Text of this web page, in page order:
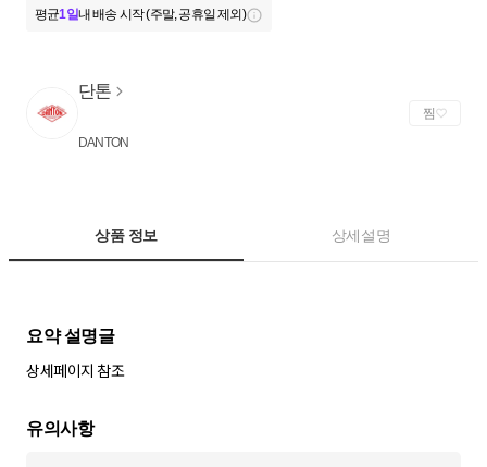
평균1일내 배송 시작 (주말, 공휴일 제외)
단톤
DANTON
찜
상품 정보 상세설명
요약 설명글
상세페이지 참조
유의사항